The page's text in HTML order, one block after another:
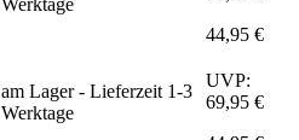
44,95 €
am Lager - Lieferzeit 1-3
Werktage
UVP:
69,95 €